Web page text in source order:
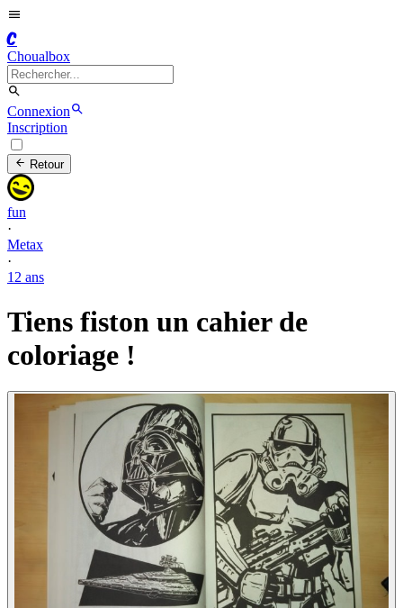
C
Choualbox
Connexion
Inscription
Retour
fun
·
Metax
·
12 ans
Tiens fiston un cahier de
coloriage !